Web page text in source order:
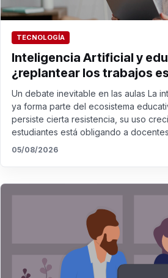
TECNOLOGÍA
Inteligencia Artificial y
¿replantear los trabajos
Un debate inevitable en las aulas La
ya forma parte del ecosistema
persiste cierta resistencia, su uso
estudiantes está obligando a
05/08/2026